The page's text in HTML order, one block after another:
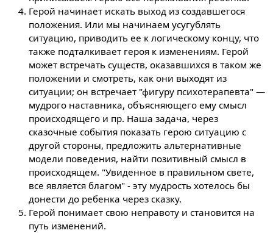
Герой начинает искать выход из создавшегося
положения. Или мы начинаем усугублять
ситуацию, приводить ее к логическому концу, что
также подталкивает героя к изменениям. Герой
может встречать существ, оказавшихся в таком же
положении и смотреть, как они выходят из
ситуации; он встречает "фигуру психотерапевта" —
мудрого наставника, объясняющего ему смысл
происходящего и пр. Наша задача, через
сказочные события показать герою ситуацию с
другой стороны, предложить альтернативные
модели поведения, найти позитивный смысл в
происходящем. "Увиденное в правильном свете,
все является благом" - эту мудрость хотелось бы
донести до ребенка через сказку.
Герой понимает свою неправоту и становится на
путь изменений.